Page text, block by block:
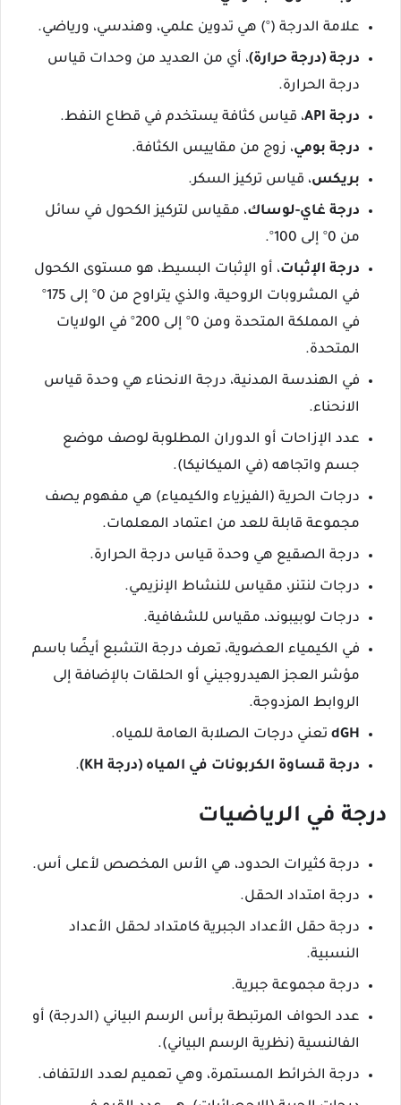
علامة الدرجة (°) هي تدوين علمي، وهندسي، ورياضي.
درجة (درجة حرارة)، أي من العديد من وحدات قياس
درجة الحرارة.
درجة API ، قياس كثافة يستخدم في قطاع النفط.
درجة بومي، زوج من مقاييس الكثافة.
بريكس، قياس تركيز السكر.
درجة غاي-لوساك، مقياس لتركيز الكحول في سائل
من 0° إلى 100°.
درجة الإثبات، أو الإثبات البسيط، هو مستوى الكحول
في المشروبات الروحية، والذي يتراوح من 0° إلى 175°
في المملكة المتحدة ومن 0° إلى 200° في الولايات
المتحدة.
في الهندسة المدنية، درجة الانحناء هي وحدة قياس
الانحناء.
عدد الإزاحات أو الدوران المطلوبة لوصف موضع
جسم واتجاهه (في الميكانيكا).
درجات الحرية (الفيزياء والكيمياء) هي مفهوم يصف
مجموعة قابلة للعد من اعتماد المعلمات.
درجة الصقيع هي وحدة قياس درجة الحرارة.
درجات لنتنر، مقياس للنشاط الإنزيمي.
درجات لوبيبوند، مقياس للشفافية.
في الكيمياء العضوية، تعرف درجة التشبع أيضًا باسم
مؤشر العجز الهيدروجيني أو الحلقات بالإضافة إلى
الروابط المزدوجة.
dGH تعني درجات الصلابة العامة للمياه.
درجة قساوة الكربونات في المياه (درجة KH) .
درجة في الرياضيات
درجة كثيرات الحدود، هي الأس المخصص لأعلى أس.
درجة امتداد الحقل.
درجة حقل الأعداد الجبرية كامتداد لحقل الأعداد
النسبية.
درجة مجموعة جبرية.
عدد الحواف المرتبطة برأس الرسم البياني (الدرجة) أو
الفالنسية (نظرية الرسم البياني).
درجة الخرائط المستمرة، وهي تعميم لعدد الالتفاف.